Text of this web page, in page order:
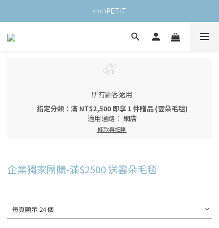
小小PETIT
所有顧客適用
指定分類：滿 NT$2,500 即享 1 件贈品 (雲朵毛毯)
適用通路： 網店
條款與細則
企業獨家團購-滿$2500 送雲朵毛毯
每頁顯示 24 個